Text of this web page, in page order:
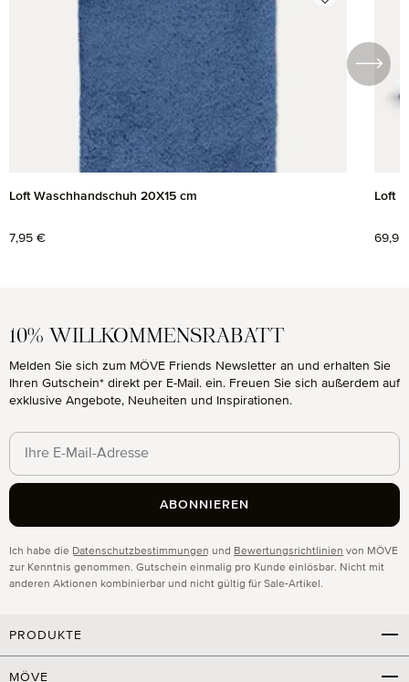
Loft Waschhandschuh 20X15 cm
Regulärer Preis:
7,95 €
Loft
10% WILLKOMMENSRABATT
Melden Sie sich zum MÖVE Friends Newsletter an und erhalten Sie
Ihren Gutschein* direkt per E-Mail. ein. Freuen Sie sich außerdem auf
exklusive Angebote, Neuheiten und Inspirationen.
Ich habe die Datenschutzbestimmungen und Bewertungsrichtlinien von MÖVE
zur Kenntnis genommen. Gutschein einmalig pro Kunde einlösbar. Nicht mit
anderen Aktionen kombinierbar und nicht gültig für Sale-Artikel.
ABONNIEREN
PRODUKTE
MÖVE